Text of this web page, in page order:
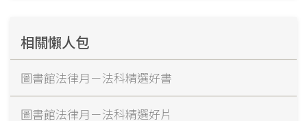
相關懶人包
圖書館法律月－法科精選好書
圖書館法律月－法科精選好片